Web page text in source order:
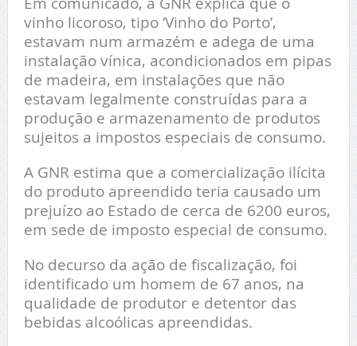
vinho licoroso, tipo ‘Vinho do Porto’,
estavam num armazém e adega de uma
instalação vínica, acondicionados em pipas
de madeira, em instalações que não
estavam legalmente construídas para a
produção e armazenamento de produtos
sujeitos a impostos especiais de consumo.
A GNR estima que a comercialização ilícita
do produto apreendido teria causado um
prejuízo ao Estado de cerca de 6200 euros,
em sede de imposto especial de consumo.
No decurso da ação de fiscalização, foi
identificado um homem de 67 anos, na
qualidade de produtor e detentor das
bebidas alcoólicas apreendidas.